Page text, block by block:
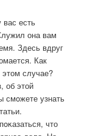
есть
она вам
Здесь вдруг
Как
этом случае?
об этой
смοжете узнать
что